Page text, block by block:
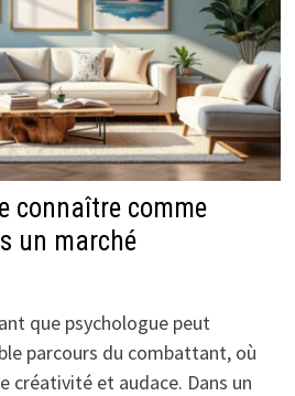
connaître comme
un marché
que psychologue peut
parcours du combattant, où
créativité et audace. Dans un